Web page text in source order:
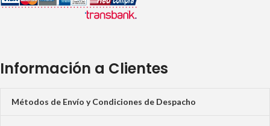
Información a Clientes
Métodos de Envío y Condiciones de Despacho